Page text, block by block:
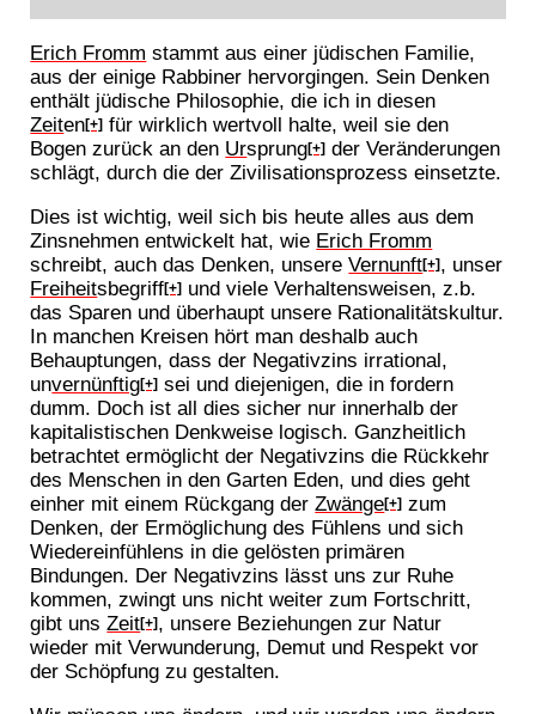
Erich Fromm stammt aus einer jüdischen Familie,
aus der einige Rabbiner hervorgingen. Sein Denken
enthält jüdische Philosophie, die ich in diesen
Zeiten[+] für wirklich wertvoll halte, weil sie den
Bogen zurück an den Ursprung[+] der Veränderungen
schlägt, durch die der Zivilisationsprozess einsetzte.
Dies ist wichtig, weil sich bis heute alles aus dem
Zinsnehmen entwickelt hat, wie Erich Fromm
schreibt, auch das Denken, unsereVernunft[+], unser
Freiheitsbegriff[+] und viele Verhaltensweisen, z.b.
das Sparen und überhaupt unsere Rationalitätskultur.
In manchen Kreisen hört man deshalb auch
Behauptungen, dass der Negativzins irrational,
unvernünftig[+] sei und diejenigen, die in fordern
dumm. Doch ist all dies sicher nur innerhalb der
kapitalistischen Denkweise logisch. Ganzheitlich
betrachtet ermöglicht der Negativzins die Rückkehr
des Menschen in den Garten Eden, und dies geht
einher mit einem Rückgang derZwänge[+] zum
Denken, der Ermöglichung des Fühlens und sich
Wiedereinfühlens in die gelösten primären
Bindungen. Der Negativzins lässt uns zur Ruhe
kommen, zwingt uns nicht weiter zum Fortschritt,
gibt unsZeit[+], unsere Beziehungen zur Natur
wieder mit Verwunderung, Demut und Respekt vor
der Schöpfung zu gestalten.